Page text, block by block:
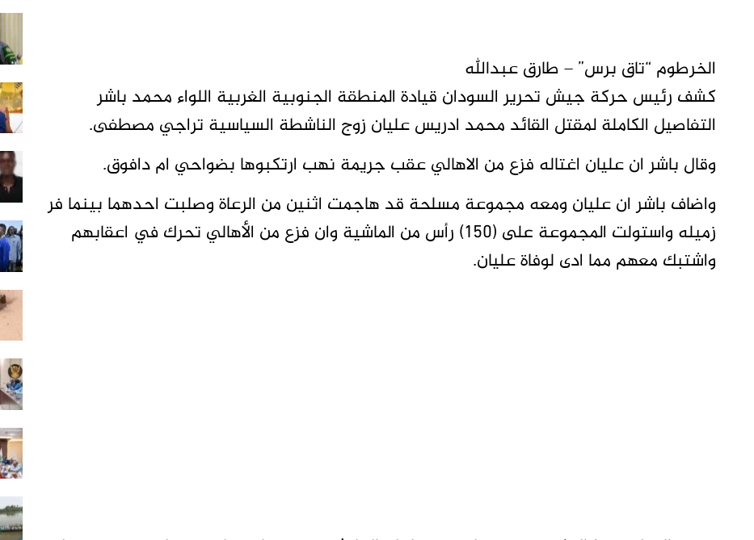
الخرطوم “تاق برس” – طارق عبدالله
كشف رئيس حركة جيش تحرير السودان قيادة المنطقة الجنوبية الغربية اللواء محمد باشر
التفاصيل الكاملة لمقتل القائد محمد ادريس عليان زوج الناشطة السياسية تراجي مصطفى.
وقال باشر ان عليان اغتاله فزع من الاهالي عقب جريمة نهب ارتكبوها بضواحي ام دافوق.
واضاف باشر ان عليان ومعه مجموعة مسلحة قد هاجمت اثنين من الرعاة وصلبت احدهما بينما فر
زميله واستولت المجموعة على (١٥٠) رأس من الماشية وان فزع من الأهالي تحرك في اعقابهم
واشتبك معهم مما ادى لوفاة عليان.